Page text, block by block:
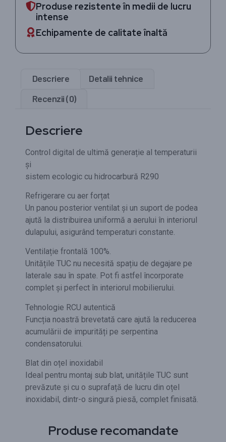
Produse rezistente în medii de lucru
intense
Echipamente de calitate înaltă
Descriere
Detalii tehnice
Recenzii (0)
Descriere
Control digital de ultimă generație al temperaturii
și
sistem ecologic cu hidrocarbură R290
Refrigerare cu aer forțat
Un panou posterior ventilat și un suport de podea
ajută la distribuirea uniformă a aerului în interiorul
dulapului, asigurând temperaturi constante.
Ventilație frontală 100%.
Unitățile TUC nu necesită spațiu de degajare pe
laterale sau în spate. Pot fi astfel încorporate
complet și perfect în interiorul mobilierului.
Tehnologie RCU autentică
Funcția noastră brevetată care ajută la reducerea
acumulării de impurități pe serpentina
condensatorului.
Blat din oțel inoxidabil
Ideal pentru montaj sub blat, unitățile TUC sunt
prevăzute și cu o suprafață de lucru din oțel
inoxidabil, dintr-o singură piesă, complet finisată.
Produse recomandate